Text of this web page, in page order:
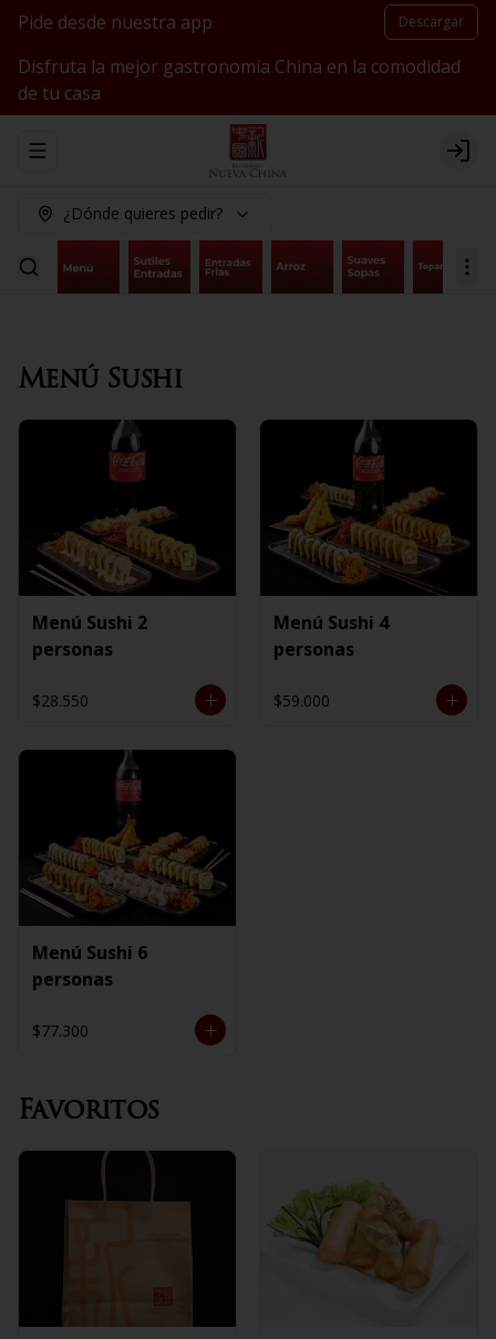
Pide desde nuestra app Descargar
Disfruta la mejor gastronomía China en la comodidad
de tu casa
Abrir menu de navegación Login
¿Dónde quieres pedir?
Menú Sushi
Menú Sushi 2
personas
$28.550
Menú Sushi 4
personas
$59.000
Menú Sushi 6
personas
$77.300
Favoritos